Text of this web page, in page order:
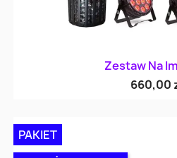
Zestaw Na
660,00
PAKIET